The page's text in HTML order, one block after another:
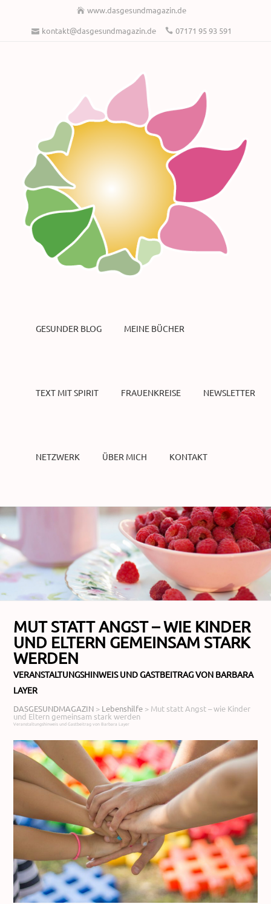
www.dasgesundmagazin.de
kontakt@dasgesundmagazin.de
07171 95 93 591
GESUNDER BLOG MEINE BÜCHER
TEXT MIT SPIRIT FRAUENKREISE NEWSLETTER
NETZWERK ÜBER MICH KONTAKT
MUT STATT ANGST – WIE KINDER
UND ELTERN GEMEINSAM STARK
WERDEN
VERANSTALTUNGSHINWEIS UND GASTBEITRAG VON BARBARA
LAYER
DASGESUNDMAGAZIN > Lebenshilfe > Mut statt Angst – wie Kinder
und Eltern gemeinsam stark werden
Veranstaltungshinweis und Gastbeitrag von Barbara Layer